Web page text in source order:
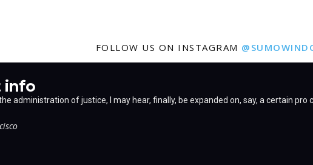
FOLLOW US ON INSTAGRAM
info
administration of justice, I may hear, finally, be expanded on, say, a certain pro